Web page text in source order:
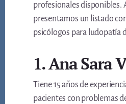
profesionales disponibles.
presentamos un listado
psicólogos para ludopatía
1. Ana Sara
Tiene 15 años de
pacientes con problemas